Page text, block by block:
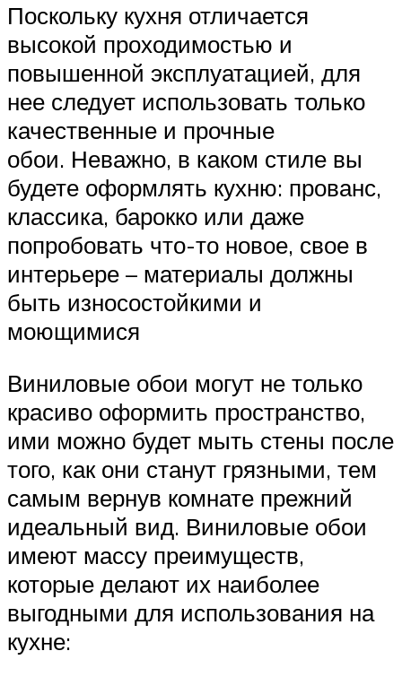
Поскольку кухня отличается
высокой проходимостью и
повышенной эксплуатацией, для
нее следует использовать только
качественные и прочные
обои. Неважно, в каком стиле вы
будете оформлять кухню: прованс,
классика, барокко или даже
попробовать что-то новое, свое в
интерьере – материалы должны
быть износостойкими и
моющимися
Виниловые обои могут не только
красиво оформить пространство,
ими можно будет мыть стены после
того, как они станут грязными, тем
самым вернув комнате прежний
идеальный вид. Виниловые обои
имеют массу преимуществ,
которые делают их наиболее
выгодными для использования на
кухне: